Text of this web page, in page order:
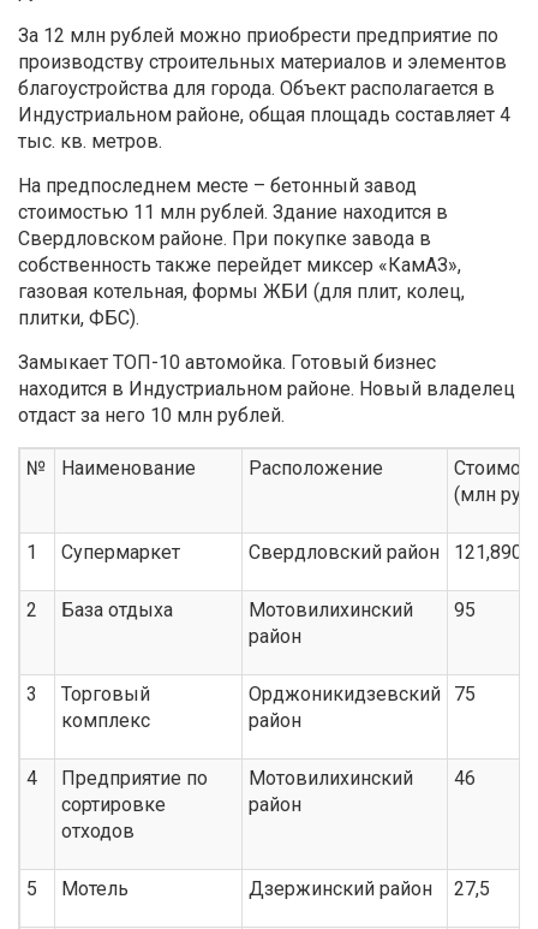
За 12 млн рублей можно приобрести предприятие по
производству строительных материалов и элементов
благоустройства для города. Объект располагается в
Индустриальном районе, общая площадь составляет 4
тыс. кв. метров.
На предпоследнем месте – бетонный завод
стоимостью 11 млн рублей. Здание находится в
Свердловском районе. При покупке завода в
собственность также перейдет миксер «КамАЗ»,
газовая котельная, формы ЖБИ (для плит, колец,
плитки, ФБС).
Замыкает ТОП-10 автомойка. Готовый бизнес
находится в Индустриальном районе. Новый владелец
отдаст за него 10 млн рублей.
№ Наименование Расположение
(млн
1 Супермаркет Свердловский район 121,890
2 База отдыха
Мотовилихинский
район
95
3
Торговый
комплекс
Орджоникидзевский
район
75
4
Предприятие по
сортировке
отходов
Мотовилихинский
район
46
5 Мотель Дзержинский район 27,5